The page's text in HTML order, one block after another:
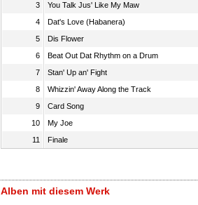
3
You Talk Jus' Like My Maw
4
Dat's Love (Habanera)
5
Dis Flower
6
Beat Out Dat Rhythm on a Drum
7
Stan' Up an' Fight
8
Whizzin' Away Along the Track
9
Card Song
10
My Joe
11
Finale
Alben mit diesem Werk